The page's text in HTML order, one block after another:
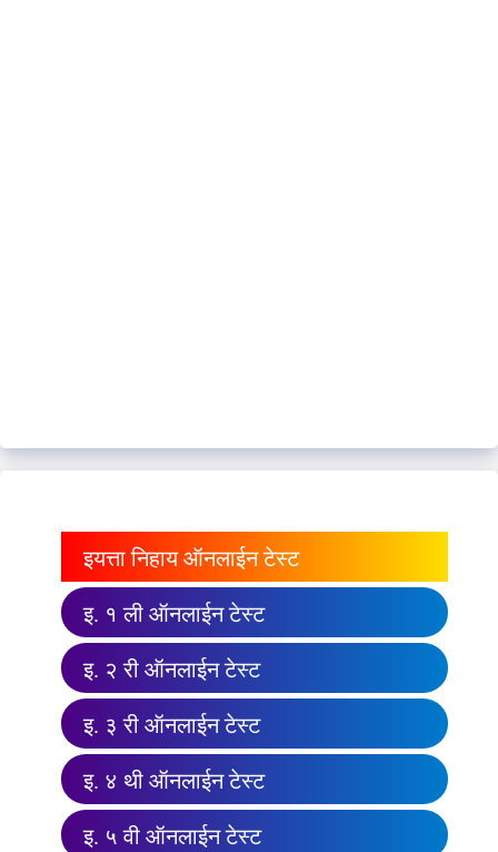
इयत्ता निहाय ऑनलाईन टेस्ट
इ. १ ली ऑनलाईन टेस्ट
इ. २ री ऑनलाईन टेस्ट
इ. ३ री ऑनलाईन टेस्ट
इ. ४ थी ऑनलाईन टेस्ट
इ. ५ वी ऑनलाईन टेस्ट